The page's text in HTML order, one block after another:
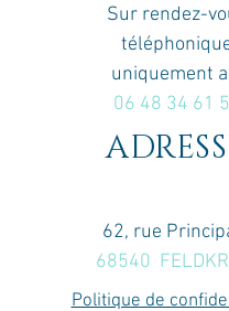
Sur rendez-
uniquement
06 48 34 61
62, rue
68540
Politique de